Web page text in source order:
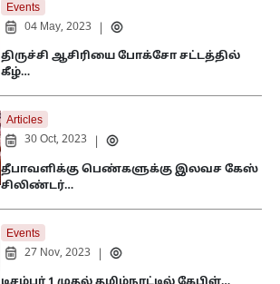
Events
04 May, 2023
திருச்சி ஆசிரியை போக்சோ சட்டத்தில்
கீழ்…
Articles
30 Oct, 2023
தீபாவளிக்கு பெண்களுக்கு இலவச கேஸ்
சிலிண்டர்…
Events
27 Nov, 2023